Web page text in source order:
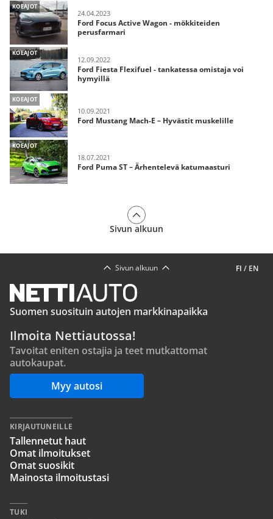
KOEAJOT
24.04.2023
Ford Focus Active Wagon - mökkiteiden
perusfarmari
KOEAJOT
12.09.2022
Ford Fiesta Flexifuel - tankatessa omistaja voi
hymyillä
KOEAJOT
10.09.2021
Ford Mustang Mach-E – Hyvästit muskelille
KOEAJOT
18.07.2021
Ford Puma ST – Ärhentelevä katumaasturi
Sivun alkuun
FI / EN
Sivun alkuun
Suomen suosituin autojen markkinapaikka
Ilmoita Nettiautossa!
Tavoitat eniten ostajia ja teet mutkattomat
autokaupat.
Myy autosi
KIRJAUTUNEILLE
Tallennetut haut
Omat ilmoitukset
Omat suosikit
Mainosta ilmoitustasi
TUKI